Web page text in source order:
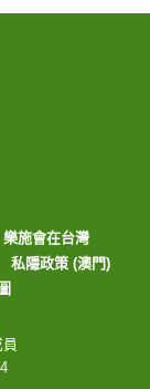
樂施會在台灣
私隱政策 (澳門)